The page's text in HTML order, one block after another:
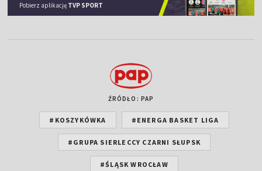
Pobierz aplikację TVP SPORT
ŹRÓDŁO: PAP
#KOSZYKÓWKA #ENERGA BASKET LIGA
#GRUPA SIERLECCY CZARNI SŁUPSK
#ŚLĄSK WROCŁAW